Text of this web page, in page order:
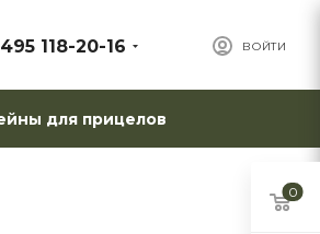
ВОЙТИ
118-20-16
для прицелов
0